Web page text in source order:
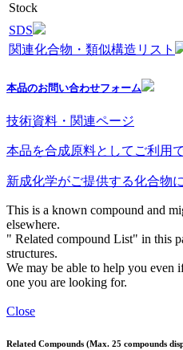
Stock
SDS
関連化合物・類似構造リスト
本品のお問い合わせフォーム
技術資料・関連ページ
本品を合成原料としてご利用
新成化学がご提供する化合物
This is a known compound and
elsewhere.
" Related compound List" in this
structures.
We may be able to help you even
one you are looking for.
Close
Related Compounds (Max. 25 compounds